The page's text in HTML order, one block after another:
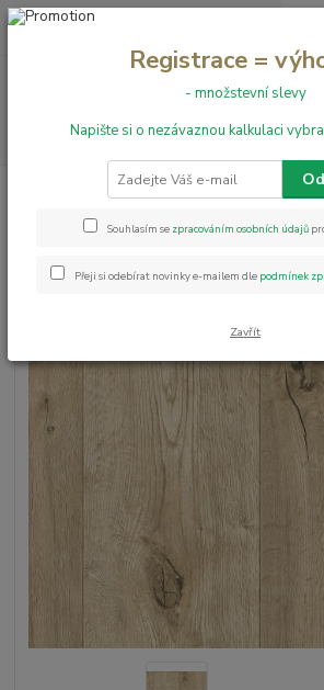
+420 731 199 591
PVC podlahy PVC Whiteline
PVC Whiteline
š. 3 m
Registrace =
- množstevní slevy
Napište si o nezávaznou kalkulaci
Souhlasím se zpracováním osobních údajů
Přeji si odebírat novinky e-mailem dle podmínek
Zavřít